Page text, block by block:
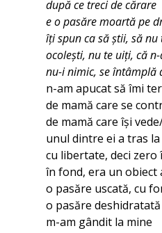
după ce treci de cărare
e o pasăre moartă pe
îți spun ca să știi, să
ocolești, nu te uiți, că
nu-i nimic, se întâmplă
n-am apucat să îmi
de mamă care se
de mamă care își
unul dintre ei a tras
cu libertate, deci
în fond, era un obiect
o pasăre uscată, cu
o pasăre
m-am gândit la mine